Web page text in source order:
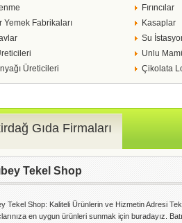
Fırıncılar
Yemek Fabrikaları
Kasaplar
Su
Unlu
Üreticileri
Çikolata
Gıda Firmaları
Tekel Shop
Tekel Shop: Kaliteli Ürünlerin ve Hizmetin Adresi
en uygun ürünleri sunmak için buradayız.